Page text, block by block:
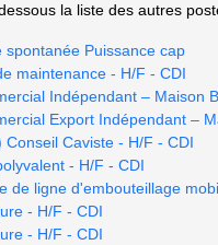
la liste des autres
spontanée Puissance cap
maintenance - H/F - CDI
Indépendant – Maison
Export Indépendant –
Conseil Caviste - H/F - CDI
- H/F - CDI
de ligne d'embouteillage
- H/F - CDI
- H/F - CDI